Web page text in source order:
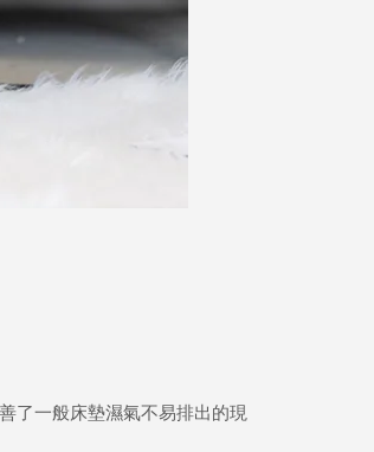
了一般床墊濕氣不易排出的現